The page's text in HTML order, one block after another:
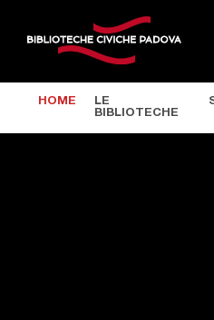
HOME
LE
BIBLIOTECHE